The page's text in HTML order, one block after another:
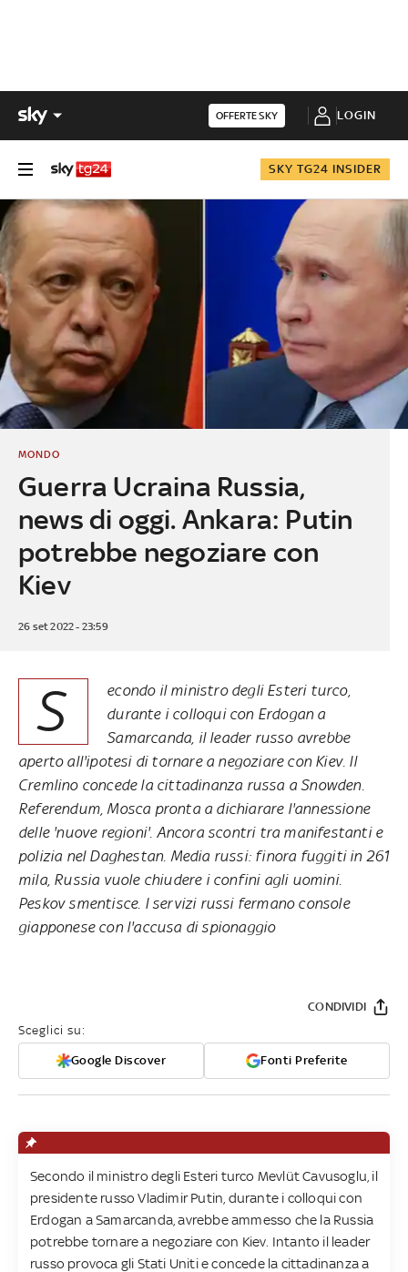
OFFERTE SKY LOGIN
SKY TG24 INSIDER
Guerra Ucraina Russia,
news di oggi. Ankara: Putin
potrebbe negoziare con
Kiev
MONDO
26 set 2022 - 23:59
S
econdo il ministro degli Esteri turco,
durante i colloqui con Erdogan a
Samarcanda, il leader russo avrebbe
aperto all'ipotesi di tornare a negoziare con Kiev. Il
Cremlino concede la cittadinanza russa a Snowden.
Referendum, Mosca pronta a dichiarare l'annessione
delle 'nuove regioni'. Ancora scontri tra manifestanti e
polizia nel Daghestan. Media russi: finora fuggiti in 261
mila, Russia vuole chiudere i confini agli uomini.
Peskov smentisce. I servizi russi fermano console
giapponese con l'accusa di spionaggio
Sceglici su:
Google Discover Fonti Preferite
CONDIVIDI
Secondo il ministro degli Esteri turco Mevlüt Cavusoglu, il
presidente russo Vladimir Putin, durante i colloqui con
Erdogan a Samarcanda, avrebbe ammesso che la Russia
potrebbe tornare a negoziare con Kiev. Intanto il leader
russo provoca gli Stati Uniti e concede la cittadinanza a